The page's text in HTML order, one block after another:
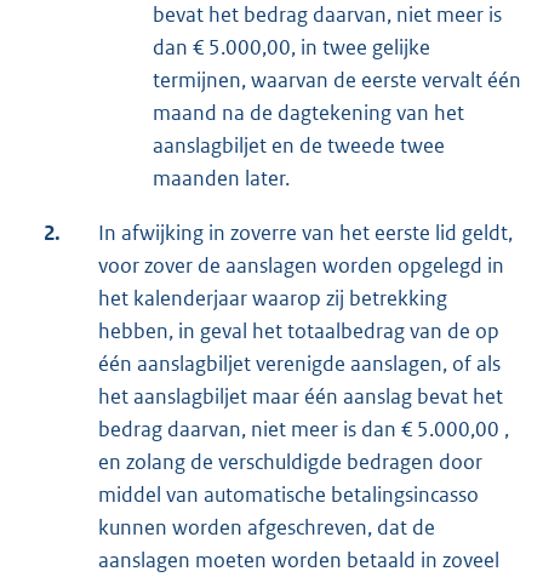
bevat het bedrag daarvan, niet meer is
dan € 5.000,00, in twee gelijke
termijnen, waarvan de eerste vervalt één
maand na de dagtekening van het
aanslagbiljet en de tweede twee
maanden later.
2.
In afwijking in zoverre van het eerste lid geldt,
voor zover de aanslagen worden opgelegd in
het kalenderjaar waarop zij betrekking
hebben, in geval het totaalbedrag van de op
één aanslagbiljet verenigde aanslagen, of als
het aanslagbiljet maar één aanslag bevat het
bedrag daarvan, niet meer is dan € 5.000,00 ,
en zolang de verschuldigde bedragen door
middel van automatische betalingsincasso
kunnen worden afgeschreven, dat de
aanslagen moeten worden betaald in zoveel